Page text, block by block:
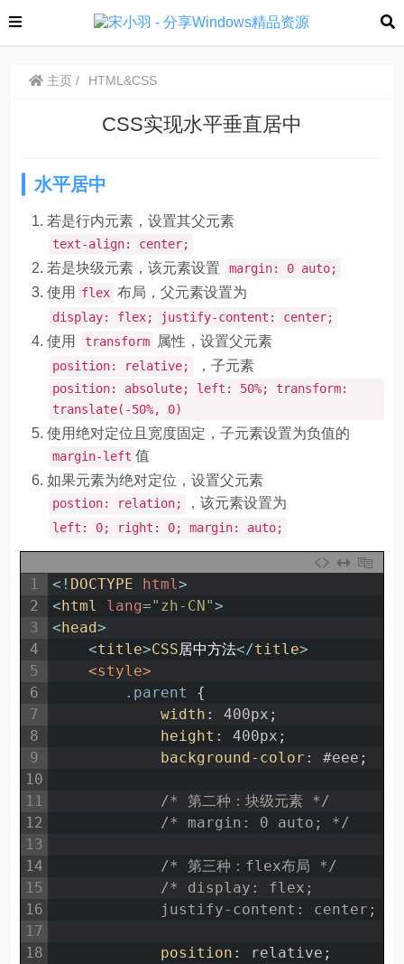
主页 HTML&CSS
CSS实现水平垂直居中
水平居中
若是行内元素，设置其父元素
text-align: center;
若是块级元素，该元素设置 margin: 0 auto;
使用 flex 布局，父元素设置为
display: flex; justify-content: center;
使用 transform 属性，设置父元素
position: relative; ，子元素
position: absolute; left: 50%; transform:
translate(-50%, 0)
使用绝对定位且宽度固定，子元素设置为负值的
margin-left 值
如果元素为绝对定位，设置父元素
postion: relation; ，该元素设置为
left: 0; right: 0; margin: auto;
1
2
3
4
5
6
7
8
9
10
11
12
13
14
15
16
17
18
< ! DOCTYPE html>
<html lang="zh-CN">
<head>
<title>CSS居中方法</title>
<style>
.parent {
width : 400px ;
height : 400px ;
background-color : #eee ;
/* 第二种：块级元素 */
/* margin: 0 auto; */
/* 第三种：flex布局 */
/* display: flex;
justify-content: center; */
position : relative ;